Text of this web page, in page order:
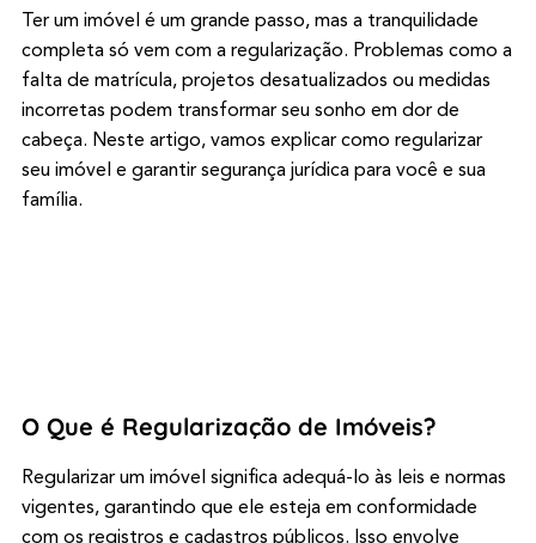
Ter um imóvel é um grande passo, mas a tranquilidade
completa só vem com a regularização. Problemas como a
falta de matrícula, projetos desatualizados ou medidas
incorretas podem transformar seu sonho em dor de
cabeça. Neste artigo, vamos explicar como regularizar
seu imóvel e garantir segurança jurídica para você e sua
família.
O Que é Regularização de Imóveis?
Regularizar um imóvel significa adequá-lo às leis e normas
vigentes, garantindo que ele esteja em conformidade
com os registros e cadastros públicos. Isso envolve